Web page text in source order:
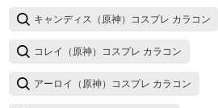
キャンディス（原神）コスプレ カラコン
コレイ（原神）コスプレ カラコン
アーロイ（原神）コスプレ カラコン